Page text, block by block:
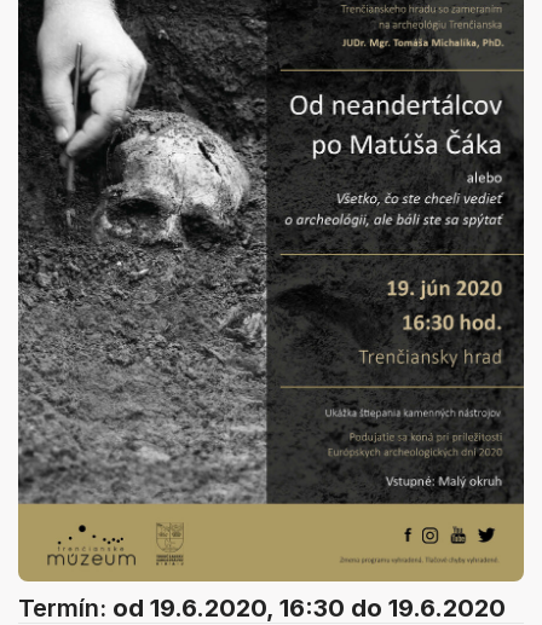
Termín: od 19.6.2020, 16:30 do 19.6.2020